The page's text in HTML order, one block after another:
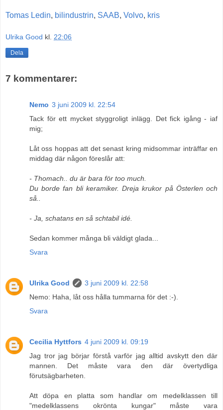
Tomas Ledin, bilindustrin, SAAB, Volvo, kris
Ulrika Good kl. 22:06
Dela
7 kommentarer:
Nemo 3 juni 2009 kl. 22:54
Tack för ett mycket styggroligt inlägg. Det fick igång - iaf
mig;
Låt oss hoppas att det senast kring midsommar inträffar en
middag där någon föreslår att:
- Thomach.. du är bara för too much.
Du borde fan bli keramiker. Dreja krukor på Österlen och
så..
- Ja, schatans en så schtabil idé.
Sedan kommer många bli väldigt glada...
Svara
Ulrika Good
3 juni 2009 kl. 22:58
Nemo: Haha, låt oss hålla tummarna för det :-).
Svara
Cecilia Hyttfors 4 juni 2009 kl. 09:19
Jag tror jag börjar förstå varför jag alltid avskytt den där
mannen. Det måste vara den där övertydliga
förutsägbarheten.
Att döpa en platta som handlar om medelklassen till
"medelklassens okrönta kungar" måste vara